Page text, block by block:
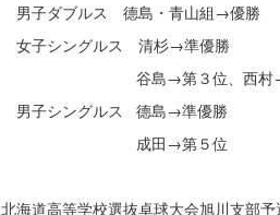
男子ダブルス 德島・青山組→優勝
女子シングルス 清杉→準優勝
谷島→第３位、西村→
男子シングルス 德島→準優勝
成田→第５位
北海道高等学校選抜卓球大会旭川支部予